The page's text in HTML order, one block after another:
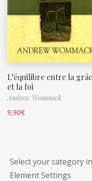
L’équilibre entre la
et la foi
Andrew Wommack
9,90€
Select your category
Element Settings